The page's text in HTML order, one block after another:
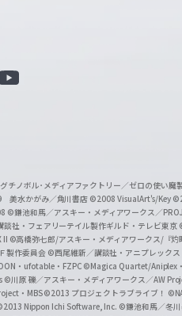
Y
b
e
O
f
f
i
チノボル･メディアファクトリー／ゼロの使い魔
美水かがみ／角川書店 ©2008 VisualArt's/Key
©鎌池和馬／アスキー・メディアワークス／
社・フェアリーテイル製作ギルド・テレビ東京
II ©高橋弥七郎/アスキー・メディアワークス/『灼
製作委員会 ©西尾維新／講談社・アニプレックス
・ufotable・FZPC ©Magica Quartet/Aniplex
©川原 礫／アスキー・メディアワークス／AW
・MBS ©2013 プロジェクトラブライブ！
Nippon Ichi Software, Inc. ©鎌池和馬／冬川